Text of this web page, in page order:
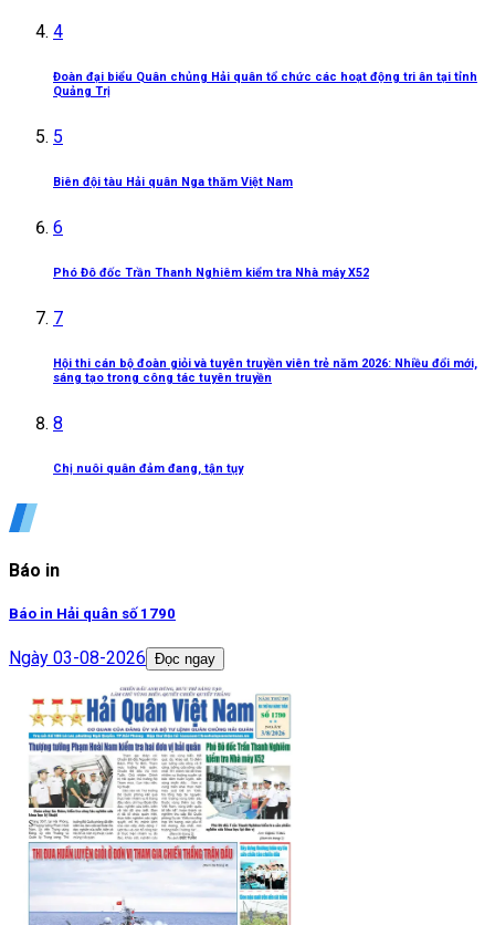
4
Đoàn đại biểu Quân chủng Hải quân tổ chức các hoạt động tri ân tại tỉnh
Quảng Trị
5
Biên đội tàu Hải quân Nga thăm Việt Nam
6
Phó Đô đốc Trần Thanh Nghiêm kiểm tra Nhà máy X52
7
Hội thi cán bộ đoàn giỏi và tuyên truyền viên trẻ năm 2026: Nhiều đổi mới,
sáng tạo trong công tác tuyên truyền
8
Chị nuôi quân đảm đang, tận tụy
Báo in
Báo in Hải quân số 1790
Ngày 03-08-2026 Đọc ngay